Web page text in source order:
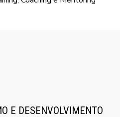
E DESENVOLVIMENTO